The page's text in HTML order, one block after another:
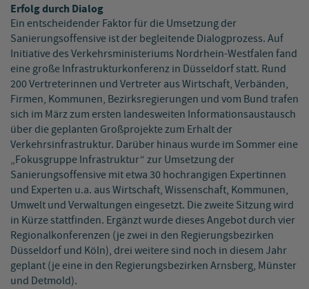
Erfolg durch Dialog
Ein entscheidender Faktor für die Umsetzung der
Sanierungsoffensive ist der begleitende Dialogprozess. Auf
Initiative des Verkehrsministeriums Nordrhein-Westfalen fand
eine große Infrastrukturkonferenz in Düsseldorf statt. Rund
200 Vertreterinnen und Vertreter aus Wirtschaft, Verbänden,
Firmen, Kommunen, Bezirksregierungen und vom Bund trafen
sich im März zum ersten landesweiten Informationsaustausch
über die geplanten Großprojekte zum Erhalt der
Verkehrsinfrastruktur. Darüber hinaus wurde im Sommer eine
„Fokusgruppe Infrastruktur“ zur Umsetzung der
Sanierungsoffensive mit etwa 30 hochrangigen Expertinnen
und Experten u.a. aus Wirtschaft, Wissenschaft, Kommunen,
Umwelt und Verwaltungen eingesetzt. Die zweite Sitzung wird
in Kürze stattfinden. Ergänzt wurde dieses Angebot durch vier
Regionalkonferenzen (je zwei in den Regierungsbezirken
Düsseldorf und Köln), drei weitere sind noch in diesem Jahr
geplant (je eine in den Regierungsbezirken Arnsberg, Münster
und Detmold).